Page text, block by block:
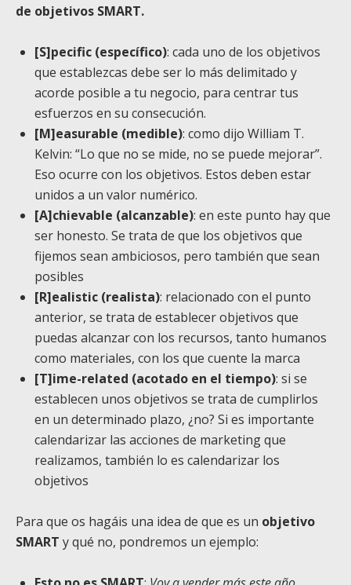
de objetivos SMART.
[S]pecific (específico): cada uno de los objetivos
que establezcas debe ser lo más delimitado y
acorde posible a tu negocio, para centrar tus
esfuerzos en su consecución.
[M]easurable (medible): como dijo William T.
Kelvin: “Lo que no se mide, no se puede mejorar”.
Eso ocurre con los objetivos. Estos deben estar
unidos a un valor numérico.
[A]chievable (alcanzable): en este punto hay que
ser honesto. Se trata de que los objetivos que
fijemos sean ambiciosos, pero también que sean
posibles
[R]ealistic (realista): relacionado con el punto
anterior, se trata de establecer objetivos que
puedas alcanzar con los recursos, tanto humanos
como materiales, con los que cuente la marca
[T]ime-related (acotado en el tiempo): si se
establecen unos objetivos se trata de cumplirlos
en un determinado plazo, ¿no? Si es importante
calendarizar las acciones de marketing que
realizamos, también lo es calendarizar los
objetivos
Para que os hagáis una idea de que es un objetivo
SMART y qué no, pondremos un ejemplo: